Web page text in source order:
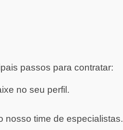
passos para contratar:
no seu perfil.
nosso time de especialistas.